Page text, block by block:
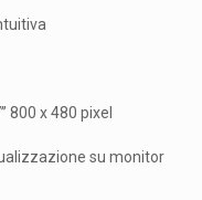
800 x 480 pixel
su monitor